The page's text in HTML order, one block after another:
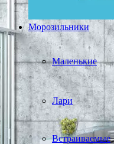
Морозильники
Маленькие
Лари
Встраиваемые